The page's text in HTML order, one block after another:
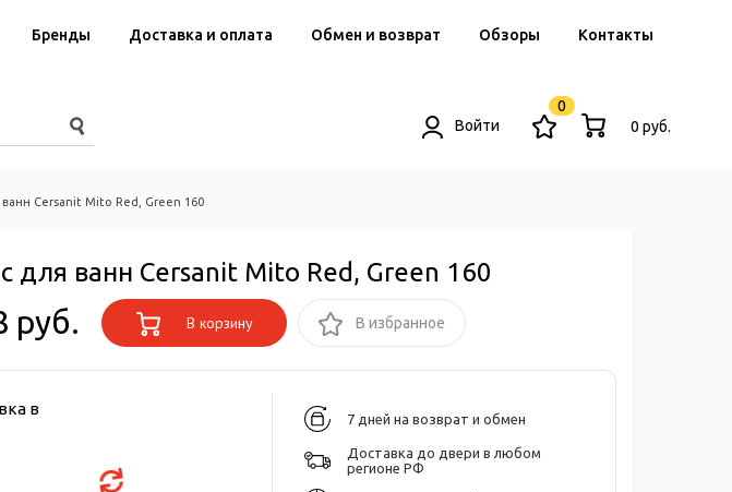
Бренды Доставка и оплата Обмен и возврат Обзоры Контакты
Войти
0
0 руб.
ванн Cersanit Mito Red, Green 160
для ванн Cersanit Mito Red, Green 160
руб. В корзину В избранное
в
7 дней на возврат и обмен
Доставка до двери в любом
регионе РФ